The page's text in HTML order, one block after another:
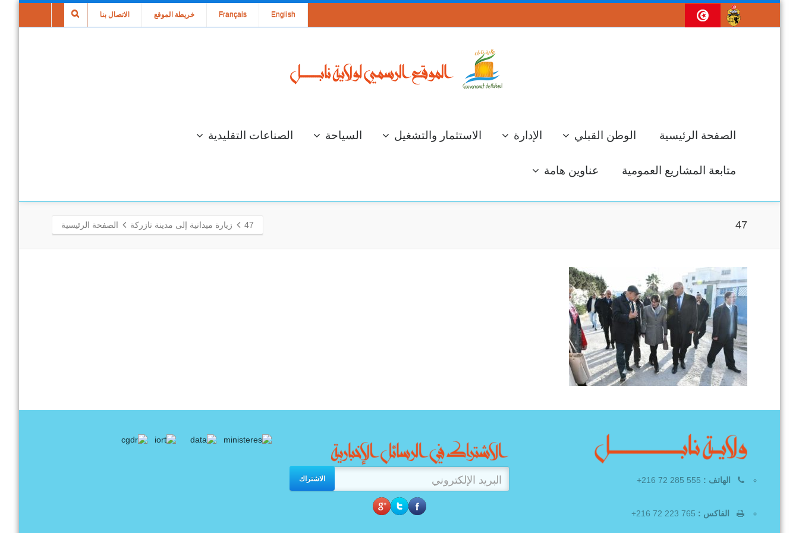
الاتصال بنا خريطة الموقع Français English
الصفحة الرئيسية الوطن القبلي الإدارة الاستثمار والتشغيل السياحة الصناعات التقليدية
متابعة المشاريع العمومية عناوين هامة
47
47 زيارة ميدانية إلى مدينة تازركة الصفحة الرئيسية
الاشتراك الهاتف :
الفاكس :